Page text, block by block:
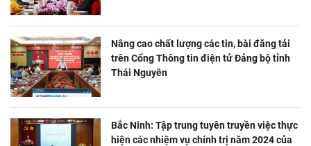
Nâng cao chất lượng các tin, bài đăng tải
trên Cổng Thông tin điện tử Đảng bộ tỉnh
Thái Nguyên
Bắc Ninh: Tập trung tuyên truyền việc thực
hiện các nhiệm vụ chính trị năm 2024 của